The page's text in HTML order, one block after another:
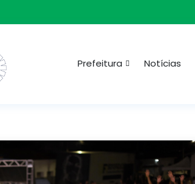
Prefeitura Notícias